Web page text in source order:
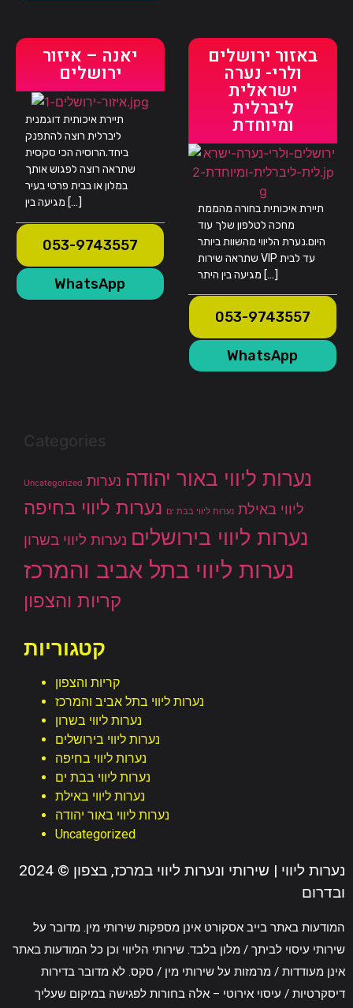
יאנה – איזור
ירושלים
תיירת איכותית דוגמנית
ליברלית רוצה להתפנק
ביחד.הרוסיה הכי סקסית
שתראה רוצה לפגוש אותך
במלון או בבית פרטי בעיר
מגיעה בין […]
053-9743557
WhatsApp
באזור ירושלים
ולרי- נערה
ישראלית
ליברלית
ומיוחדת
תיירת איכותית בחורה מהממת
מחכה לטלפון שלך עוד
היום.נערת הליווי מהשוות ביותר
שתראה שירות VIP עד לבית
מגיעה בין היתר […]
053-9743557
WhatsApp
Categories
Uncategorized נערות ליווי באור יהודה נערות
ליווי באילת נערות ליווי בבת ים נערות ליווי בחיפה
נערות ליווי בירושלים נערות ליווי בשרון
נערות ליווי בתל אביב והמרכז
קריות והצפון
קטגוריות
קריות והצפון
נערות ליווי בתל אביב והמרכז
נערות ליווי בשרון
נערות ליווי בירושלים
נערות ליווי בחיפה
נערות ליווי בבת ים
נערות ליווי באילת
נערות ליווי באור יהודה
Uncategorized
2024 © נערות ליווי | שירותי ונערות ליווי במרכז, בצפון
ובדרום
המודעות באתר בייב אסקורט אינן מספקות שירותי מין. מדובר על
שירותי עיסוי לביתך / מלון בלבד. שירותי הליווי וכן כל המודעות באתר
אינן מעודדות / מרמזות על שירותי מין / סקס. לא מדובר בדירות
דיסקרטיות / עיסוי אירוטי – אלה בחורות לפגישה במיקום שעליך